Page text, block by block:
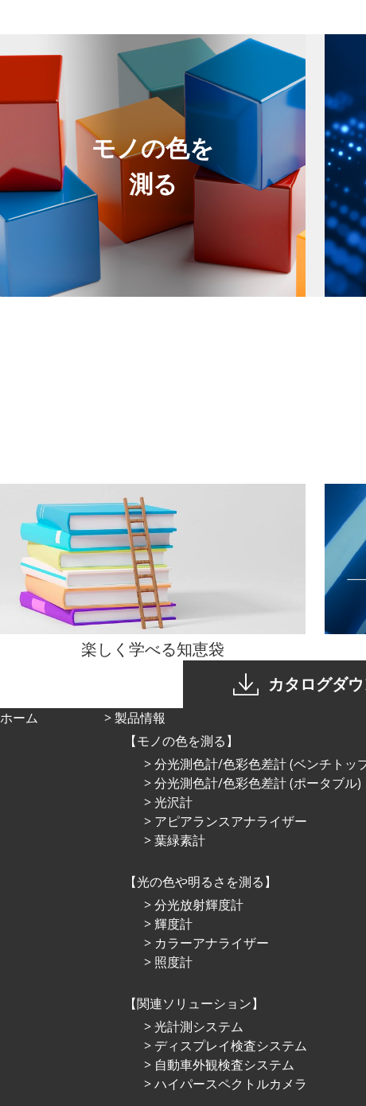
モノの色を
測る
楽しく学べる知恵袋
カタログダ
ホーム
製品情報
モノの色を測る
分光測色計/色彩色差計 (ベンチトッ
分光測色計/色彩色差計 (ポータブル)
光沢計
アピアランスアナライザー
葉緑素計
光の⾊や明るさを測る
分光放射輝度計
輝度計
カラーアナライザー
照度計
関連ソリューション
光計測システム
ディスプレイ検査システム
自動車外観検査システム
ハイパースペクトルカメラ